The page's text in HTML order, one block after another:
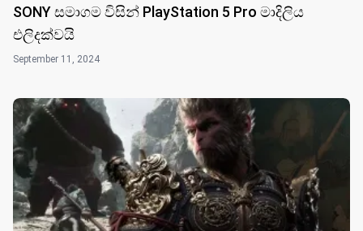
SONY සමාගම විසින් PlayStation 5 Pro මාදිලිය
එලිදක්ව​යි
September 11, 2024